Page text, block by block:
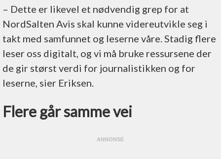
– Dette er likevel et nødvendig grep for at
NordSalten Avis skal kunne videreutvikle seg i
takt med samfunnet og leserne våre. Stadig flere
leser oss digitalt, og vi må bruke ressursene der
de gir størst verdi for journalistikken og for
leserne, sier Eriksen.
Flere går samme vei